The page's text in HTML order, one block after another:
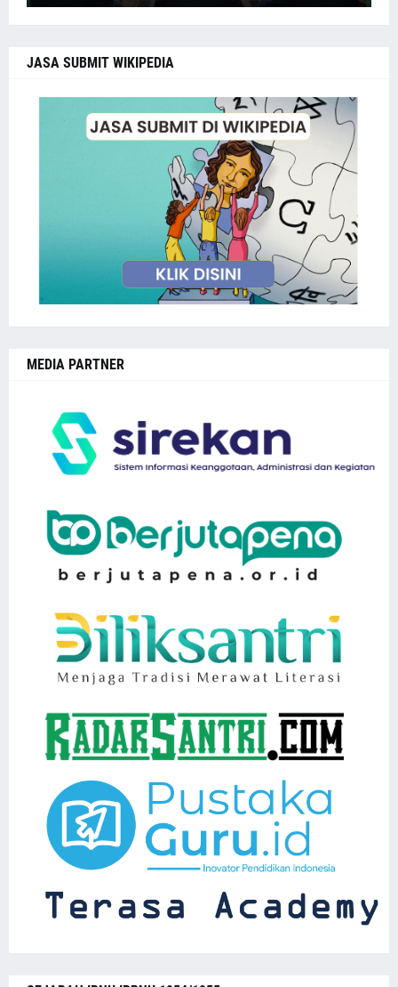
JASA SUBMIT WIKIPEDIA
MEDIA PARTNER